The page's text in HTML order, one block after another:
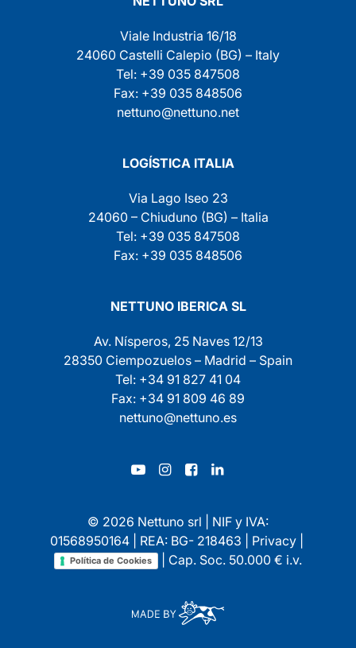
Viale Industria 16/18
24060 Castelli Calepio (BG) – Italy
Tel: +39 035 847508
Fax: +39 035 848506
nettuno@nettuno.net
LOGÍSTICA ITALIA
Via Lago Iseo 23
24060 – Chiuduno (BG) – Italia
Tel: +39 035 847508
Fax: +39 035 848506
NETTUNO IBERICA SL
Av. Nísperos, 25 Naves 12/13
28350 Ciempozuelos – Madrid – Spain
Tel: +34 91 827 41 04
Fax: +34 91 809 46 89
nettuno@nettuno.es
© 2026 Nettuno srl | NIF y IVA:
01568950164 | REA: BG- 218463 | Privacy|
Política de Cookies | Cap. Soc. 50.000 € i.v.